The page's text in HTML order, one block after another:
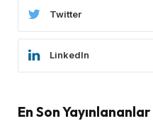
Twitter
LinkedIn
En Son Yayınlananlar